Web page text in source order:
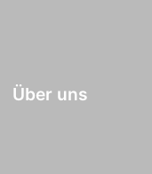
Über uns